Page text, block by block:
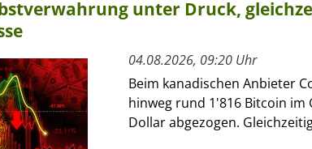
unter Druck,
04.08.2026, 09:20 Uhr
Beim kanadischen Anbieter
hinweg rund 1'816 Bitcoin im
Dollar abgezogen.